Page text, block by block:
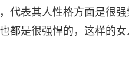
代表其人性格方面是很
都是很强悍的，这样的